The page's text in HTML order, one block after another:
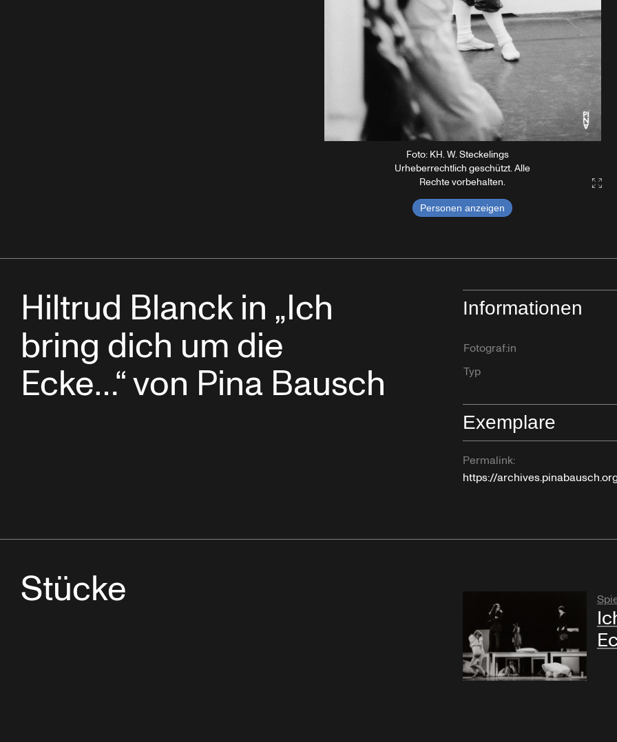
Foto: KH. W. Steckelings
Urheberrechtlich geschützt. Alle
Rechte vorbehalten.
Personen anzeigen
Hiltrud Blanck in „Ich
bring dich um die
Ecke…“ von Pina Bausch
Informationen
Fotograf:in
Typ
Exemplare
Permalink:
https://
Stücke